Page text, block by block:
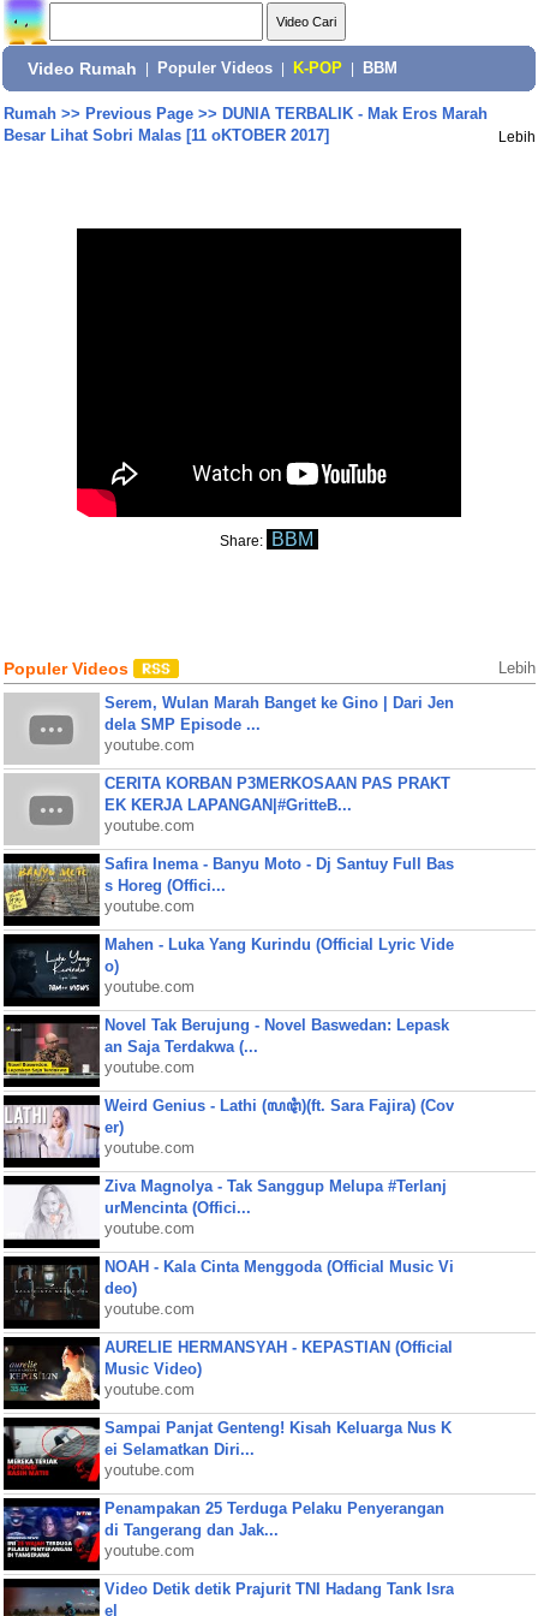
Video Rumah Populer Videos K-POP BBM
Rumah>> Previous Page>> DUNIA TERBALIK - Mak Eros Marah
Besar Lihat Sobri Malas [11 oKTOBER 2017]
Lebih
Share: BBM
Populer Videos Lebih
Serem, Wulan Marah Banget ke Gino | Dari Jen
dela SMP Episode ...
youtube.com
CERITA KORBAN P3MERKOSAAN PAS PRAKT
EK KERJA LAPANGAN|#GritteB...
youtube.com
Safira Inema - Banyu Moto - Dj Santuy Full Bas
s Horeg (Offici...
youtube.com
Mahen - Luka Yang Kurindu (Official Lyric Vide
o)
youtube.com
Novel Tak Berujung - Novel Baswedan: Lepask
an Saja Terdakwa (...
youtube.com
Weird Genius - Lathi (ꦭꦛꦶ)(ft. Sara Fajira) (Cov
er)
youtube.com
Ziva Magnolya - Tak Sanggup Melupa #Terlanj
urMencinta (Offici...
youtube.com
NOAH - Kala Cinta Menggoda (Official Music Vi
deo)
youtube.com
AURELIE HERMANSYAH - KEPASTIAN (Official
Music Video)
youtube.com
Sampai Panjat Genteng! Kisah Keluarga Nus K
ei Selamatkan Diri...
youtube.com
Penampakan 25 Terduga Pelaku Penyerangan
di Tangerang dan Jak...
youtube.com
Video Detik detik Prajurit TNI Hadang Tank Isra
el